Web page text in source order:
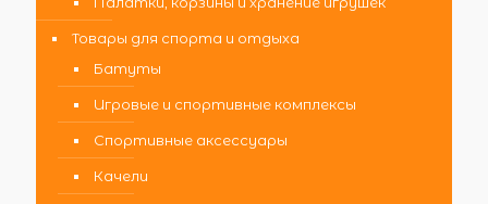
Товары для спорта и отдыха
Батуты
Игровые и спортивные комплексы
Спортивные аксессуары
Качели